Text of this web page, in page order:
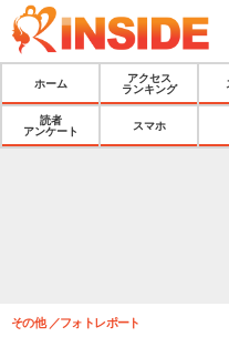
ホーム
アクセス
ランキング
読者
アンケート
スマホ
その他 フォトレポート